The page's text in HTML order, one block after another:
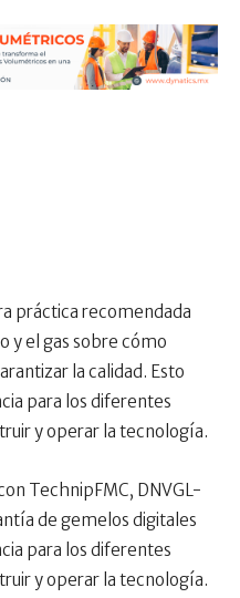
práctica recomendada
y el gas sobre cómo
la calidad. Esto
para los diferentes
y operar la tecnología.
TechnipFMC, DNVGL-
de gemelos digitales
para los diferentes
y operar la tecnología.